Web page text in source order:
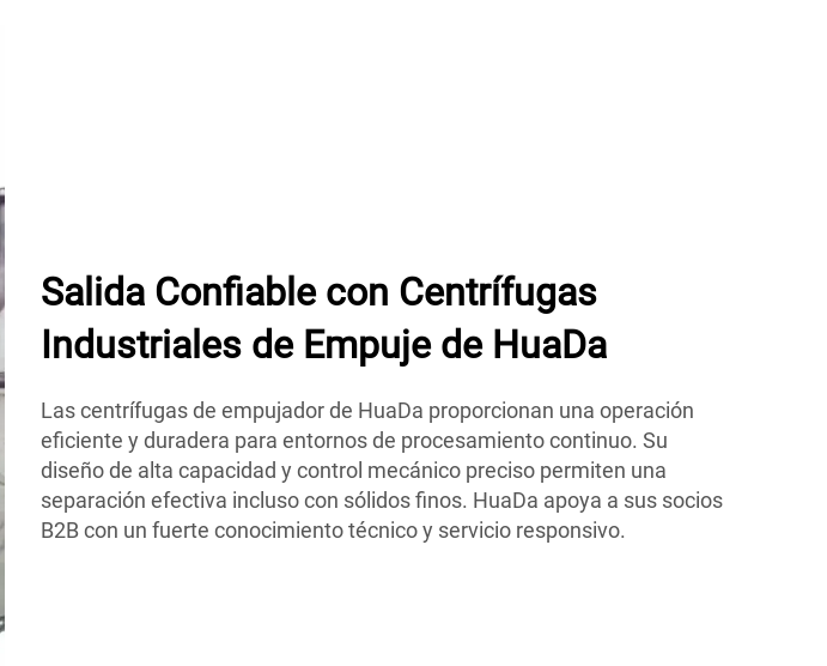
Salida Confiable con Centrífugas
Industriales de Empuje de HuaDa
Las centrífugas de empujador de HuaDa proporcionan una operación
eficiente y duradera para entornos de procesamiento continuo. Su
diseño de alta capacidad y control mecánico preciso permiten una
separación efectiva incluso con sólidos finos. HuaDa apoya a sus socios
B2B con un fuerte conocimiento técnico y servicio responsivo.